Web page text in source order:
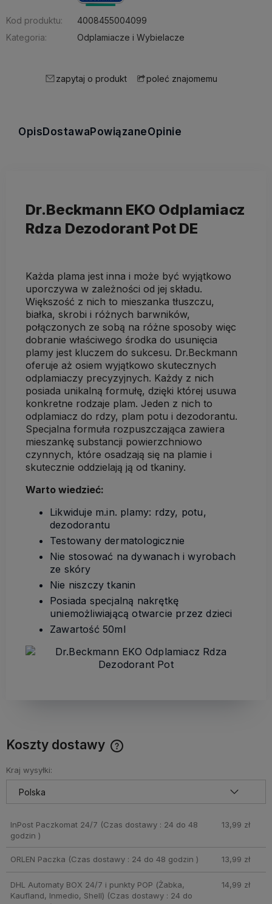
Kod produktu:
4008455004099
Kategoria:
Odplamiacze i Wybielacze
zapytaj o produkt poleć znajomemu
OpisDostawaPowiązaneOpinie
Dr.Beckmann EKO Odplamiacz
Rdza Dezodorant Pot DE
Każda plama jest inna i może być wyjątkowo
uporczywa w zależności od jej składu.
Większość z nich to mieszanka tłuszczu,
białka, skrobi i różnych barwników,
połączonych ze sobą na różne sposoby więc
dobranie właściwego środka do usunięcia
plamy jest kluczem do sukcesu. Dr.Beckmann
oferuje aż osiem wyjątkowo skutecznych
odplamiaczy precyzyjnych. Każdy z nich
posiada unikalną formułę, dzięki której usuwa
konkretne rodzaje plam. Jeden z nich to
odplamiacz do rdzy, plam potu i dezodorantu.
Specjalna formuła rozpuszczająca zawiera
mieszankę substancji powierzchniowo
czynnych, które osadzają się na plamie i
skutecznie oddzielają ją od tkaniny.
Warto wiedzieć:
Likwiduje m.in. plamy: rdzy, potu,
dezodorantu
Testowany dermatologicznie
Nie stosować na dywanach i wyrobach
ze skóry
Nie niszczy tkanin
Posiada specjalną nakrętkę
uniemożliwiającą otwarcie przez dzieci
Zawartość 50ml
Koszty dostawy
Kraj wysyłki:
InPost Paczkomat 24/7 (Czas dostawy : 24 do 48
godzin )
13,99 zł
ORLEN Paczka (Czas dostawy : 24 do 48 godzin ) 13,99 zł
DHL Automaty BOX 24/7 i punkty POP (Żabka,
Kaufland, Inmedio, Shell) (Czas dostawy : 24 do
14,99 zł